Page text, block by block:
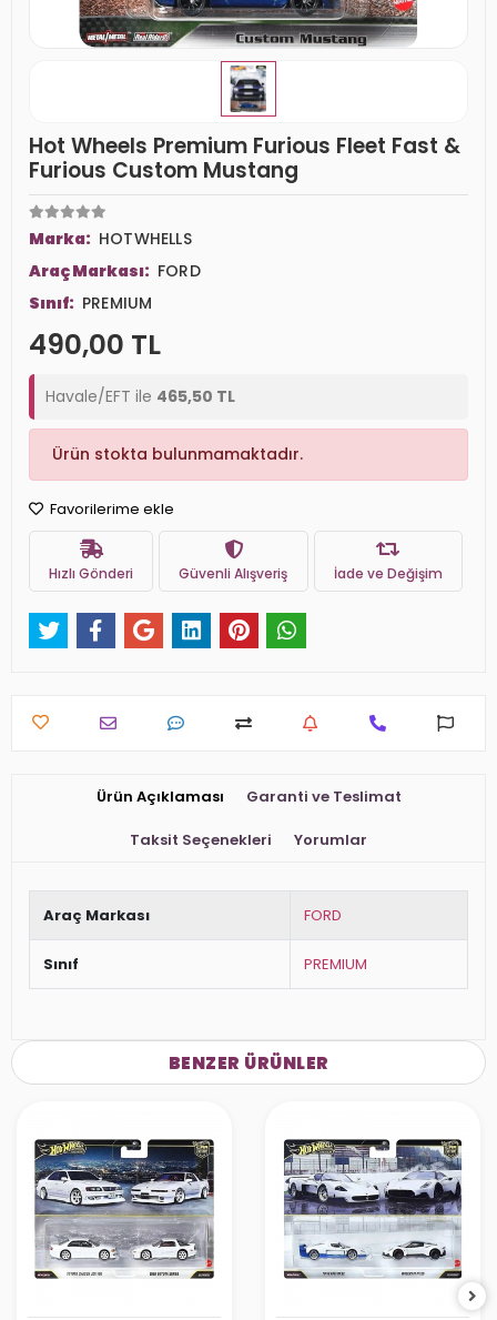
Hot Wheels Premium Furious Fleet Fast &
Furious Custom Mustang
Marka: HOTWHELLS
Araç Markası: FORD
Sınıf: PREMIUM
490,00 TL
Havale/EFT ile 465,50 TL
Ürün stokta bulunmamaktadır.
Favorilerime ekle
Hızlı Gönderi Güvenli Alışveriş İade ve Değişim
Ürün Açıklaması Garanti ve Teslimat
Taksit Seçenekleri Yorumlar
Araç Markası FORD
Sınıf PREMIUM
BENZER ÜRÜNLER